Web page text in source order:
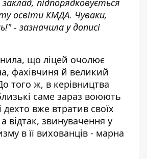
підпорядковується
освіти КМДА. Чуваки,
- зазначила у дописі
що ліцей очолює
фахівчиня й великий
того ж, в керівництва
саме зараз воюють
дехто вже втратив своїх
а відтак, звинувачення у
в її вихованців - марна